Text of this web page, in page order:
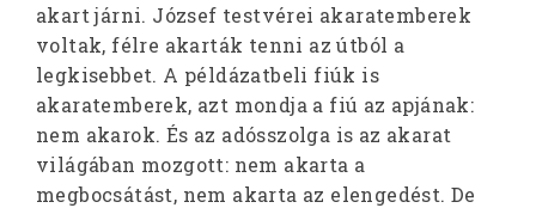
akart járni. József testvérei akaratemberek
voltak, félre akarták tenni az útból a
legkisebbet. A példázatbeli fiúk is
akaratemberek, azt mondja a fiú az apjának:
nem akarok. És az adósszolga is az akarat
világában mozgott: nem akarta a
megbocsátást, nem akarta az elengedést. De